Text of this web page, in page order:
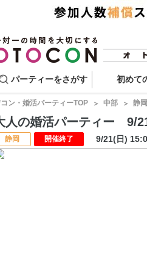
パーティーをさがす 初めて
ン・婚活パーティーTOP 中部 静
人の婚活パーティー
静岡 開催終了 9/21(日)